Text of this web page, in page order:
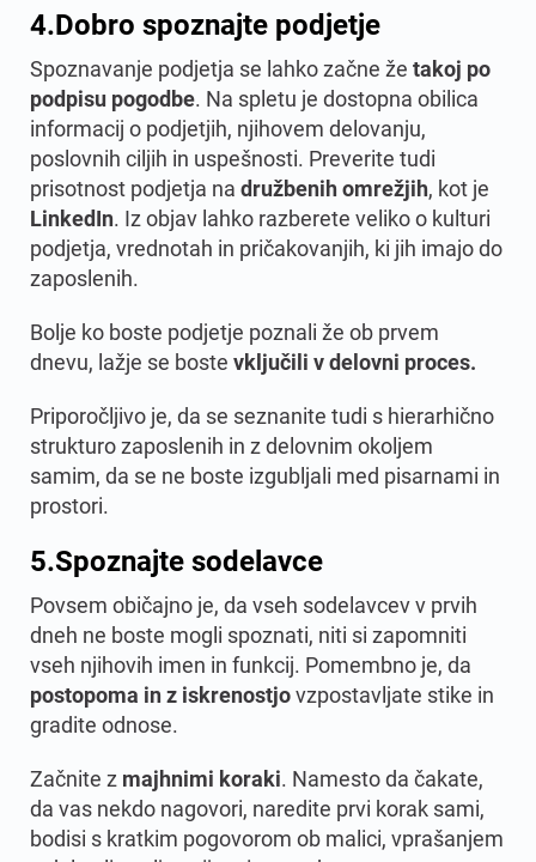
4.Dobro spoznajte podjetje
Spoznavanje podjetja se lahko začne že takoj po
podpisu pogodbe. Na spletu je dostopna obilica
informacij o podjetjih, njihovem delovanju,
poslovnih ciljih in uspešnosti. Preverite tudi
prisotnost podjetja na družbenih omrežjih, kot je
LinkedIn. Iz objav lahko razberete veliko o kulturi
podjetja, vrednotah in pričakovanjih, ki jih imajo do
zaposlenih.
Bolje ko boste podjetje poznali že ob prvem
dnevu, lažje se boste vključili v delovni proces.
Priporočljivo je, da se seznanite tudi s hierarhično
strukturo zaposlenih in z delovnim okoljem
samim, da se ne boste izgubljali med pisarnami in
prostori.
5.Spoznajte sodelavce
Povsem običajno je, da vseh sodelavcev v prvih
dneh ne boste mogli spoznati, niti si zapomniti
vseh njihovih imen in funkcij. Pomembno je, da
postopoma in z iskrenostjovzpostavljate stike in
gradite odnose.
Začnite z majhnimi koraki. Namesto da čakate,
da vas nekdo nagovori, naredite prvi korak sami,
bodisi s kratkim pogovorom ob malici, vprašanjem